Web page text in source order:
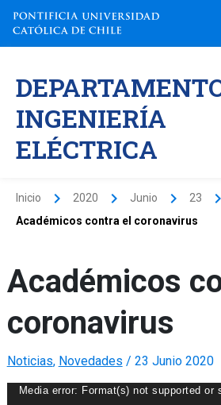
contenido
INGENIERÍA
ELÉCTRICA
Inicio 2020 Junio
23
Académicos contra el coronavirus
Académicos
coronavirus
Noticias, Novedades / 23 Junio 2020
Reproductor
Media error: Format(s) not supported or